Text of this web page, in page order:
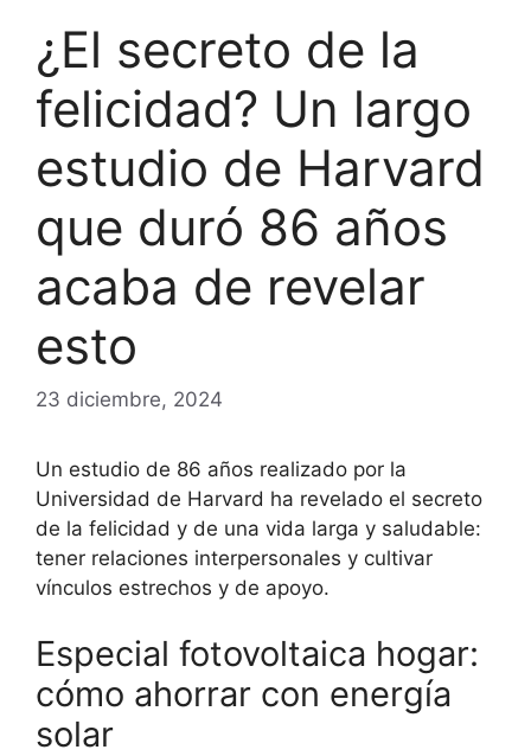
¿El secreto de la
felicidad? Un largo
estudio de Harvard
que duró 86 años
acaba de revelar
esto
23 diciembre, 2024
Un estudio de 86 años realizado por la
Universidad de Harvard ha revelado el secreto
de la felicidad y de una vida larga y saludable:
tener relaciones interpersonales y cultivar
vínculos estrechos y de apoyo.
Especial fotovoltaica hogar:
cómo ahorrar con energía
solar